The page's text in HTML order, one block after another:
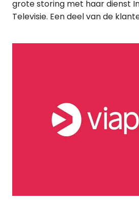
grote storing met haar dienst
Televisie. Een deel van de